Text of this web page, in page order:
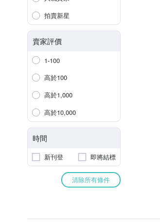
拍賣新星
賣家評價
1-100
高於100
高於1,000
高於10,000
時間
新刊登 即將結標
清除所有條件